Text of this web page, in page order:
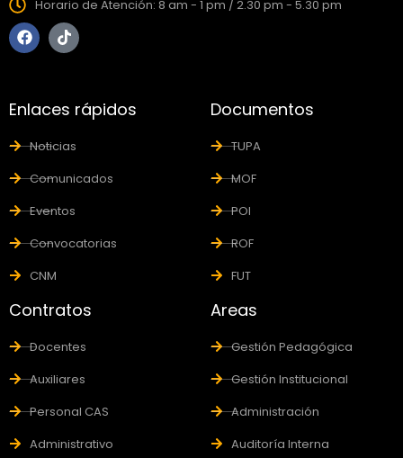
Horario de Atención: 8 am - 1 pm / 2.30 pm - 5.30 pm
Enlaces rápidos
Noticias
Comunicados
Eventos
Convocatorias
CNM
Documentos
TUPA
MOF
POI
ROF
FUT
Contratos
Docentes
Auxiliares
Personal CAS
Administrativo
Areas
Gestión Pedagógica
Gestión Institucional
Administración
Auditoría Interna